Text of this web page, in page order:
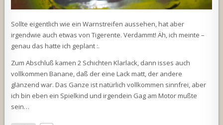
Sollte eigentlich wie ein Warnstreifen aussehen, hat aber
irgendwie auch etwas von Tigerente. Verdammt! Äh, ich meinte –
genau das hatte ich geplant :.
Zum Abschluß kamen 2 Schichten Klarlack, dann isses auch
vollkommen Banane, daß der eine Lack matt, der andere
glänzend war. Das Ganze ist natürlich vollkommen sinnfrei, aber
ich bin eben ein Spielkind und irgendein Gag am Motor mußte
sein…